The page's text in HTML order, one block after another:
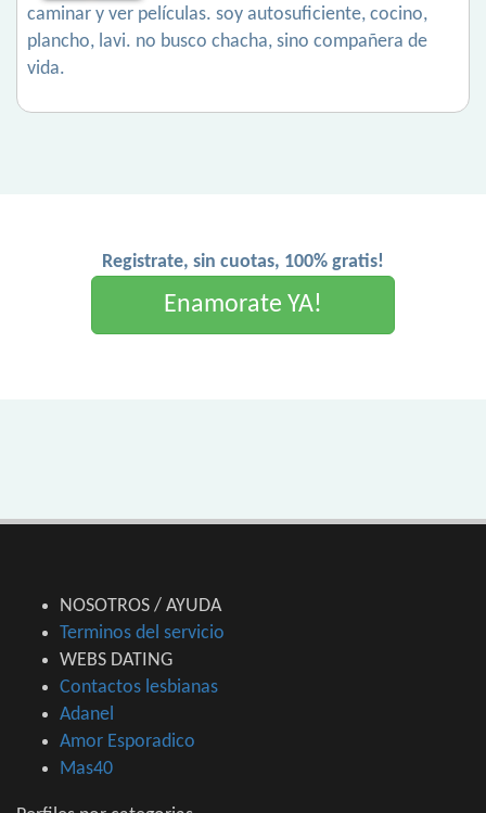
caminar y ver películas. soy autosuficiente, cocino,
plancho, lavi. no busco chacha, sino compañera de
vida.
Registrate, sin cuotas, 100% gratis!
Enamorate YA!
NOSOTROS / AYUDA
Terminos del servicio
WEBS DATING
Contactos lesbianas
Adanel
Amor Esporadico
Mas40